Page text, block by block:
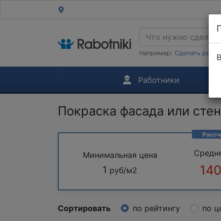
Например: Сделать
Работники
Покраска фасада или
Минимальная цена
1 руб/м2
Сортировать по рейтингу по